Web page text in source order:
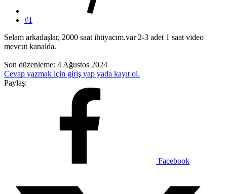
#1
Selam arkadaşlar, 2000 saat ihtiyacım.var 2-3 adet 1 saat video
mevcut kanalda.
Son düzenleme: 4 Ağustos 2024
Cevap yazmak için giriş yap yada kayıt ol.
Paylaş:
Facebook